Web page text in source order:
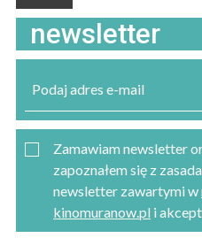
newsletter
Zamawiam newsletter
zapoznałem się z
newsletter zawartymi w
kinomuranow.pl i